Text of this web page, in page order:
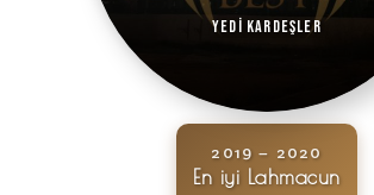
Yedi Kardeşler
2019 – 2020
En iyi Lahmacun